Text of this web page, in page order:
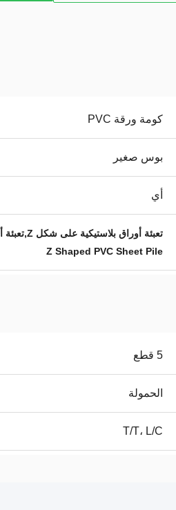
كومة ورقة PVC
بوس صغير
أي
تعبئة أوراق بلاستيكية على شكل Z,تعبئة أوراق بلاستيكية من البلاستيك,كومة من ورق البلاستيك على شكل Z
Z Shaped PVC Sheet Pile
5 قطع
الحمولة
T/T، L/C